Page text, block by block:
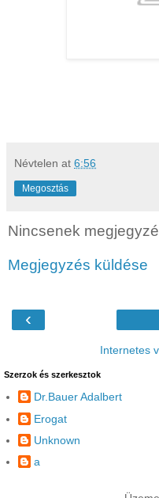
Névtelen at 6:56
Megosztás
Nincsenek
Megjegyzés küldése
‹
Internetes
Szerzok és szerkesztok
Dr.Bauer Adalbert
Erogat
Unknown
a